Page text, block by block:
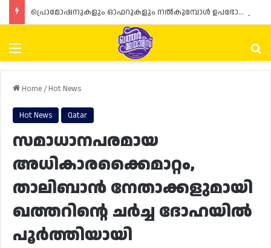
പ്രൊമോഷനുകളും ഓഫറുകളും നൽകുമ്പോൾ ഉപഭോക്താക്കളുടെ അവകാശങ്ങൾ ഉറപ്പാക്കണമെന്ന് ഖത്തർ വാണിജ്യ വ്യവസായ മന്ത്രാലയത്തിന്റെ (MoCI) നിർദ്ദേശം
Menu
Home/ Hot News
Hot News Qatar
സമാധാനപരമായ
അധികാരക്കൈമാറ്റം,
താലിബാൻ നേതാക്കളുമായി
ഖത്തറിന്റെ ചർച്ച ദോഹയിൽ
പൂർത്തിയായി